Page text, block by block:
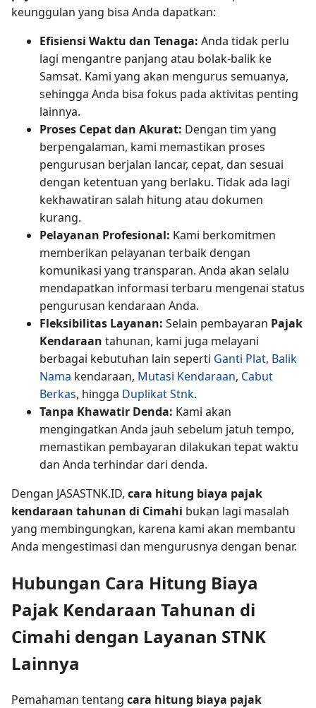
keunggulan yang bisa Anda dapatkan:
Efisiensi Waktu dan Tenaga: Anda tidak perlu
lagi mengantre panjang atau bolak-balik ke
Samsat. Kami yang akan mengurus semuanya,
sehingga Anda bisa fokus pada aktivitas penting
lainnya.
Proses Cepat dan Akurat: Dengan tim yang
berpengalaman, kami memastikan proses
pengurusan berjalan lancar, cepat, dan sesuai
dengan ketentuan yang berlaku. Tidak ada lagi
kekhawatiran salah hitung atau dokumen
kurang.
Pelayanan Profesional: Kami berkomitmen
memberikan pelayanan terbaik dengan
komunikasi yang transparan. Anda akan selalu
mendapatkan informasi terbaru mengenai status
pengurusan kendaraan Anda.
Fleksibilitas Layanan: Selain pembayaran Pajak
Kendaraan tahunan, kami juga melayani
berbagai kebutuhan lain seperti Ganti Plat, Balik
Nama kendaraan, Mutasi Kendaraan, Cabut
Berkas, hingga Duplikat Stnk.
Tanpa Khawatir Denda: Kami akan
mengingatkan Anda jauh sebelum jatuh tempo,
memastikan pembayaran dilakukan tepat waktu
dan Anda terhindar dari denda.
Dengan JASASTNK.ID, cara hitung biaya pajak
kendaraan tahunan di Cimahi bukan lagi masalah
yang membingungkan, karena kami akan membantu
Anda mengestimasi dan mengurusnya dengan benar.
Hubungan Cara Hitung Biaya
Pajak Kendaraan Tahunan di
Cimahi dengan Layanan STNK
Lainnya
Pemahaman tentang cara hitung biaya pajak